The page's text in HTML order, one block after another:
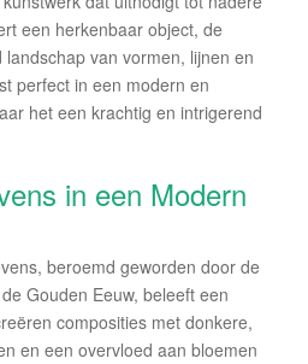
een herkenbaar object, de
van vormen, lijnen en
perfect in een modern en
het een krachtig en intrigerend
in een Modern
beroemd geworden door de
Gouden Eeuw, beleeft een
composities met donkere,
en een overvloed aan bloemen